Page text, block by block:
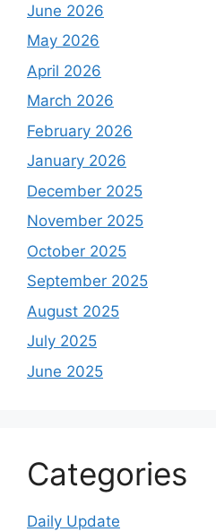
June 2026
May 2026
April 2026
March 2026
February 2026
January 2026
December 2025
November 2025
October 2025
September 2025
August 2025
July 2025
June 2025
Categories
Daily Update